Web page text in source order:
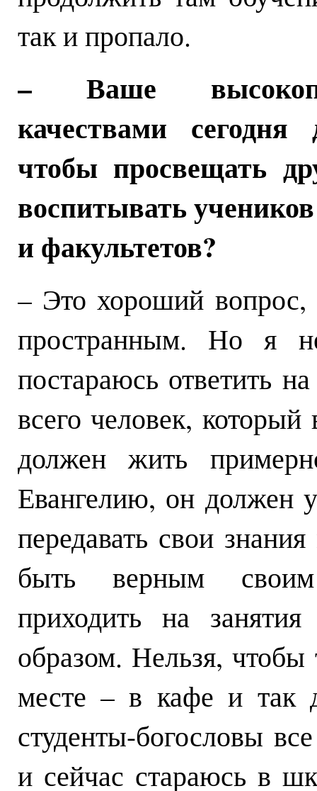
так и пропало.
– Ваше
качествами сегодня
чтобы просвещать
воспитывать
и факультетов?
– Это хороший вопрос,
пространным. Но я
постараюсь ответить
всего человек,
должен жить
Евангелию, он должен
передавать свои
быть верным своим
приходить на
образом. Нельзя,
месте – в кафе и так
студенты-богословы
и сейчас стараюсь в